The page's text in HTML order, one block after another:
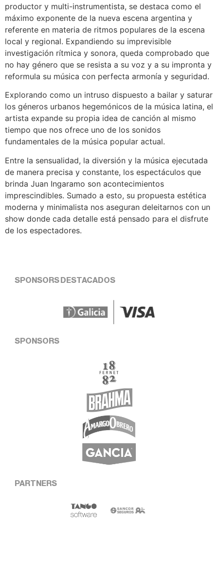
productor y multi-instrumentista, se destaca como el
máximo exponente de la nueva escena argentina y
referente en materia de ritmos populares de la escena
local y regional. Expandiendo su imprevisible
investigación rítmica y sonora, queda comprobado que
no hay género que se resista a su voz y a su impronta y
reformula su música con perfecta armonía y seguridad.
Explorando como un intruso dispuesto a bailar y saturar
los géneros urbanos hegemónicos de la música latina, el
artista expande su propia idea de canción al mismo
tiempo que nos ofrece uno de los sonidos
fundamentales de la música popular actual.
Entre la sensualidad, la diversión y la música ejecutada
de manera precisa y constante, los espectáculos que
brinda Juan Ingaramo son acontecimientos
imprescindibles. Sumado a esto, su propuesta estética
moderna y minimalista nos aseguran deleitarnos con un
show donde cada detalle está pensado para el disfrute
de los espectadores.
SPONSORS DESTACADOS
SPONSORS
PARTNERS